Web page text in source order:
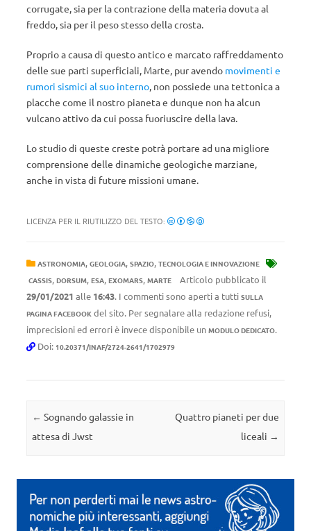
corrugate, sia per la contrazione della materia dovuta al
freddo, sia per il peso stesso della crosta.
Proprio a causa di questo antico e marcato raffreddamento
delle sue parti superficiali, Marte, pur avendo movimenti e
rumori sismici al suo interno, non possiede una tettonica a
placche come il nostro pianeta e dunque non ha alcun
vulcano attivo da cui possa fuoriuscire della lava.
Lo studio di queste creste potrà portare ad una migliore
comprensione delle dinamiche geologiche marziane,
anche in vista di future missioni umane.
LICENZA PER IL RIUTILIZZO DEL TESTO:
ASTRONOMIA, GEOLOGIA, SPAZIO, TECNOLOGIA E INNOVAZIONE
CASSIS, DORSUM, ESA, EXOMARS, MARTE
Articolo pubblicato il
29/01/2021 alle 16:43. I commenti sono aperti a tutti SULLA
PAGINA FACEBOOK del sito. Per segnalare alla redazione refusi,
imprecisioni ed errori è invece disponibile un MODULO DEDICATO.
Doi: 10.20371/INAF/2724-2641/1702979
Navigazione articolo
← Sognando galassie in
attesa di Jwst
Quattro pianeti per due
liceali →